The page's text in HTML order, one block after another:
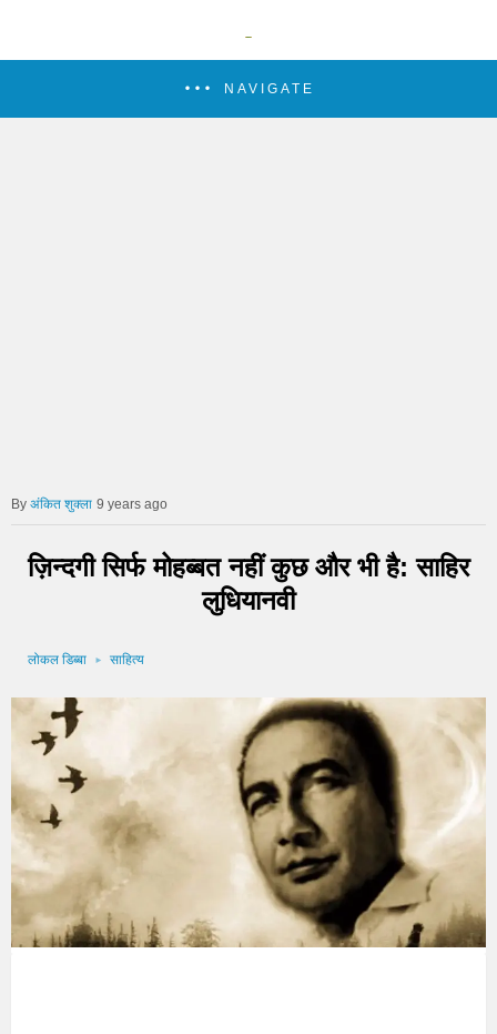
NAVIGATE
अंकित शुक्ला 9 years ago
ज़िन्दगी सिर्फ मोहब्बत नहीं कुछ और भी है: साहिर
लुधियानवी
लोकल डिब्बा साहित्य